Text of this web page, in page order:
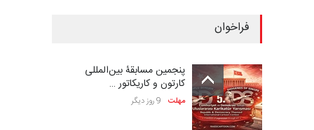
فراخوان
پنجمین مسابقۀ بین‌المللی
کارتون و کاریکاتور …
مهلت 9 روز دیگر